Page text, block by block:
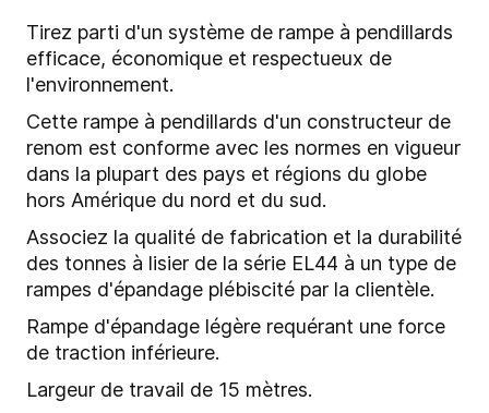
Tirez parti d'un système de rampe à pendillards
efficace, économique et respectueux de
l'environnement.
Cette rampe à pendillards d'un constructeur de
renom est conforme avec les normes en vigueur
dans la plupart des pays et régions du globe
hors Amérique du nord et du sud.
Associez la qualité de fabrication et la durabilité
des tonnes à lisier de la série EL44 à un type de
rampes d'épandage plébiscité par la clientèle.
Rampe d'épandage légère requérant une force
de traction inférieure.
Largeur de travail de 15 mètres.